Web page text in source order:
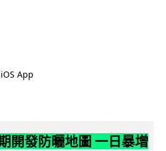
iOS App
開發防曬地圖 一日暴增